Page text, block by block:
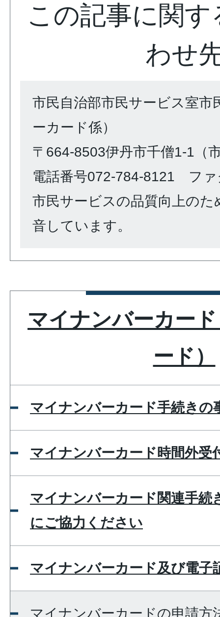
この記事に関
わせ
市民自治部市民サービス室市
ーカード係）
〒664-8503伊丹市千僧1-1（
電話番号072-784-8121 ファ
市民サービスの品質向上のた
音しています。
マイナンバーカー
ード）
マイナンバーカード手続きの
マイナンバーカード時間外受
マイナンバーカード関連手続
にご協力ください
マイナンバーカード及び電子
マイナンバーカードの申請方